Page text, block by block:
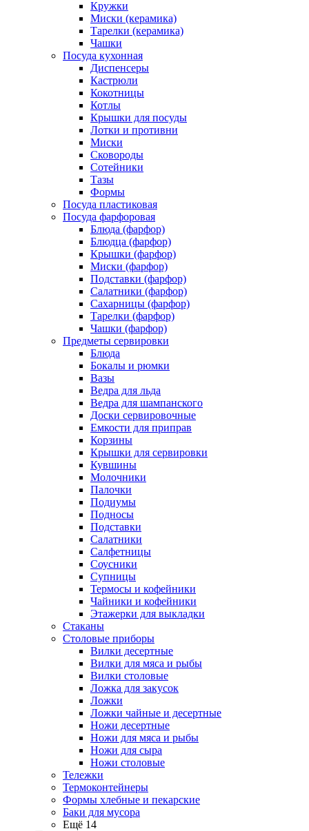
Кружки
Миски (керамика)
Тарелки (керамика)
Чашки
Посуда кухонная
Диспенсеры
Кастрюли
Кокотницы
Котлы
Крышки для посуды
Лотки и противни
Миски
Сковороды
Сотейники
Тазы
Формы
Посуда пластиковая
Посуда фарфоровая
Блюда (фарфор)
Блюдца (фарфор)
Крышки (фарфор)
Миски (фарфор)
Подставки (фарфор)
Салатники (фарфор)
Сахарницы (фарфор)
Тарелки (фарфор)
Чашки (фарфор)
Предметы сервировки
Блюда
Бокалы и рюмки
Вазы
Ведра для льда
Ведра для шампанского
Доски сервировочные
Емкости для приправ
Корзины
Крышки для сервировки
Кувшины
Молочники
Палочки
Подиумы
Подносы
Подставки
Салатники
Салфетницы
Соусники
Супницы
Термосы и кофейники
Чайники и кофейники
Этажерки для выкладки
Стаканы
Столовые приборы
Вилки десертные
Вилки для мяса и рыбы
Вилки столовые
Ложка для закусок
Ложки
Ложки чайные и десертные
Ножи десертные
Ножи для мяса и рыбы
Ножи для сыра
Ножи столовые
Тележки
Термоконтейнеры
Формы хлебные и пекарские
Баки для мусора
Ещё 14